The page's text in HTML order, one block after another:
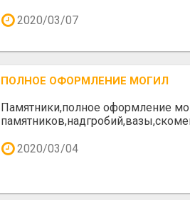
2020/03/07
ПОЛНОЕ ОФОРМЛЕНИЕ МОГИЛ
Памятники,полное оформление
2020/03/04